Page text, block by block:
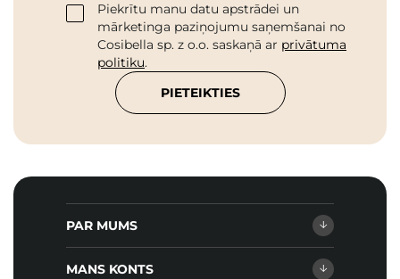
Piekrītu manu datu apstrādei un
mārketinga paziņojumu saņemšanai no
Cosibella sp. z o.o. saskaņā ar privātuma
politiku.
PIETEIKTIES
PAR MUMS
MANS KONTS